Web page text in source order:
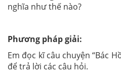
nghĩa như thế nào?
Phương pháp giải:
Em đọc kĩ câu chuyện “Bác
để trả lời các câu hỏi.